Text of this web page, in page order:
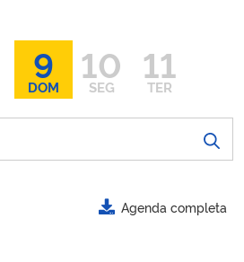
9
DOM
10
SEG
11
TER
Agenda completa